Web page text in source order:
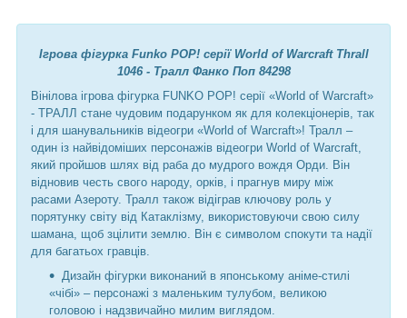
Ігрова фігурка Funko POP! серії World of Warcraft Thrall
1046 - Тралл Фанко Поп 84298
Вінілова ігрова фігурка FUNKO POP! серії «World of Warcraft»
- ТРАЛЛ стане чудовим подарунком як для колекціонерів, так
і для шанувальників відеогри «World of Warcraft»! Тралл –
один із найвідоміших персонажів відеогри World of Warcraft,
який пройшов шлях від раба до мудрого вождя Орди. Він
відновив честь свого народу, орків, і прагнув миру між
расами Азероту. Тралл також відіграв ключову роль у
порятунку світу від Катаклізму, використовуючи свою силу
шамана, щоб зцілити землю. Він є символом спокути та надії
для багатьох гравців.
Дизайн фігурки виконаний в японському аніме-стилі
«чібі» – персонажі з маленьким тулубом, великою
головою і надзвичайно милим виглядом.